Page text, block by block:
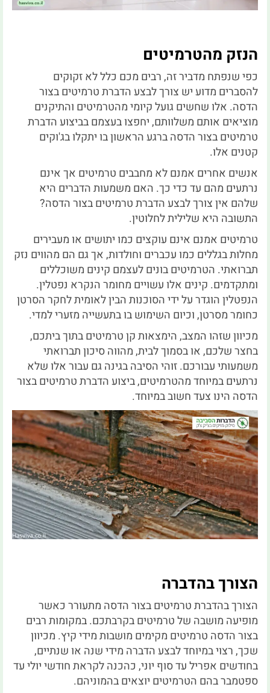
הנזק מהטרמיטים
כפי שנפתח מדביר זה, רבים מכם כלל לא זקוקים
להסברים מדוע יש צורך לבצע הדברת טרמיטים בצור
הדסה. אלו שחשים גועל קיומי מהטרמיטים והתיקנים
מוציאים אותם משלוותם, יחפצו בעצמם בביצוע הדברת
טרמיטים בצור הדסה ברגע הראשון בו יתקלו בג'וקים
קטנים אלו.
אנשים אחרים אמנם לא מחבבים טרמיטים אך אינם
נרתעים מהם עד כדי כך. האם משמעות הדברים היא
שלהם אין צורך לבצע הדברת טרמיטים בצור הדסה?
התשובה היא שלילית לחלוטין.
טרמיטים אמנם אינם עוקצים כמו יתושים או מעבירים
מחלות בגללים כמו עכברים וחולדות, אך גם הם מהווים נזק
תברואתי. הטרמיטים בונים לעצמם קינים משוכללים
ומתקדמים. קינים אלו עשויים מחומר הנקרא נפטלין.
הנפטלין הוגדר על ידי הסוכנות הבין לאומית לחקר הסרטן
כחומר מסרטן, וכיום השימוש בו בתעשייה מזערי למדי.
מכיוון שזהו המצב, הימצאות קן טרמיטים בתוך ביתכם,
בחצר שלכם, או בסמוך לבית, מהווה סיכון תברואתי
משמעותי עבורכם. זוהי הסיבה בגינה גם עבור אלו שלא
נרתעים במיוחד מהטרמיטים, ביצוע הדברת טרמיטים בצור
הדסה הינו צעד חשוב במיוחד.
הצורך בהדברה
הצורך בהדברת טרמיטים בצור הדסה מתעורר כאשר
מופיעה מושבה של טרמיטים בקרבתכם. במקומות רבים
בצור הדסה טרמיטים מקימים מושבות מידי קיץ. מכיוון
שכך, רצוי במיוחד לבצע הדברה מידי שנה או שנתיים,
בחודשים אפריל עד סוף יוני, כהכנה לקראת חודשי יולי עד
ספטמבר בהם הטרמיטים יוצאים בהמוניהם.